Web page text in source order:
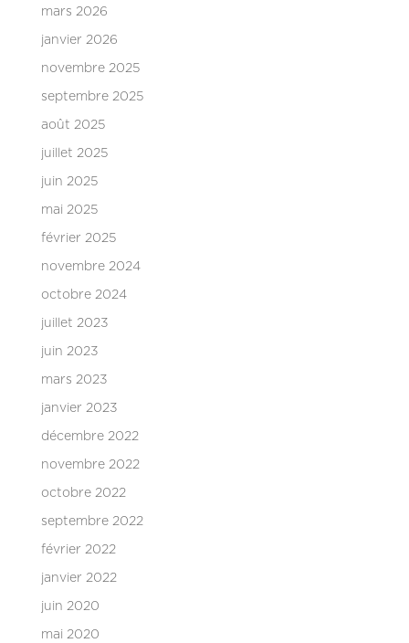
mars 2026
janvier 2026
novembre 2025
septembre 2025
août 2025
juillet 2025
juin 2025
mai 2025
février 2025
novembre 2024
octobre 2024
juillet 2023
juin 2023
mars 2023
janvier 2023
décembre 2022
novembre 2022
octobre 2022
septembre 2022
février 2022
janvier 2022
juin 2020
mai 2020